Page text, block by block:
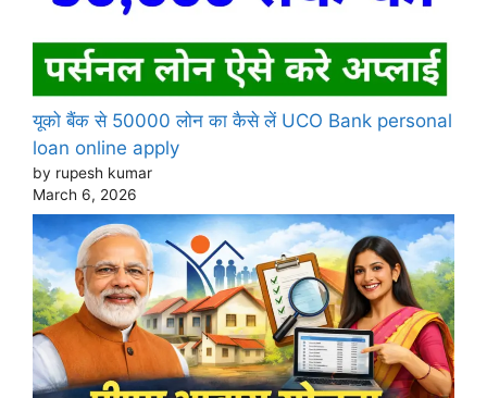
यूको बैंक से 50000 लोन का कैसे लें UCO Bank personal
loan online apply
by rupesh kumar
March 6, 2026